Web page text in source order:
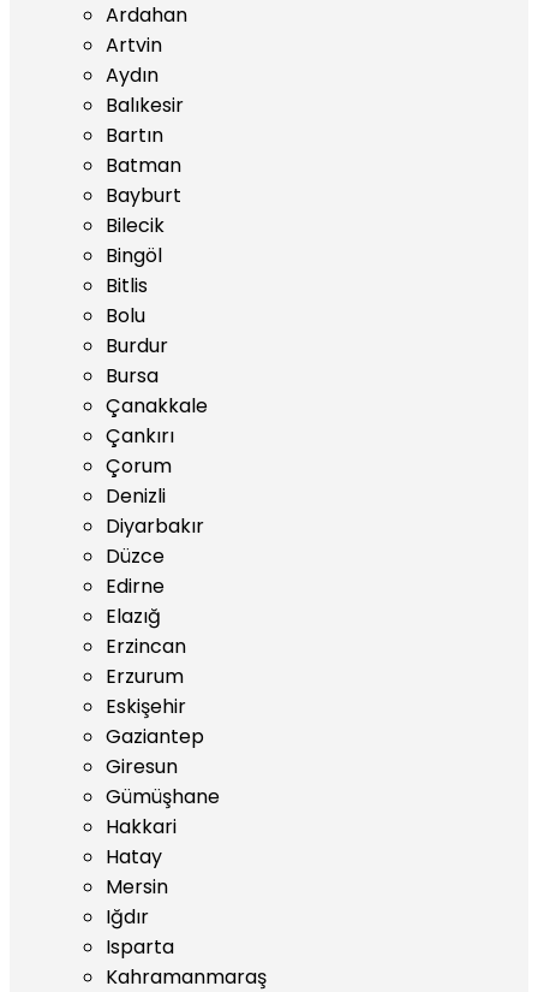
Ardahan
Artvin
Aydın
Balıkesir
Bartın
Batman
Bayburt
Bilecik
Bingöl
Bitlis
Bolu
Burdur
Bursa
Çanakkale
Çankırı
Çorum
Denizli
Diyarbakır
Düzce
Edirne
Elazığ
Erzincan
Erzurum
Eskişehir
Gaziantep
Giresun
Gümüşhane
Hakkari
Hatay
Mersin
Iğdır
Isparta
Kahramanmaraş